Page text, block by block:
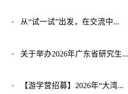
从“试一试”出发，在交流中...
关于举办2026年广东省研究生...
【游学营招募】2026年“大湾...